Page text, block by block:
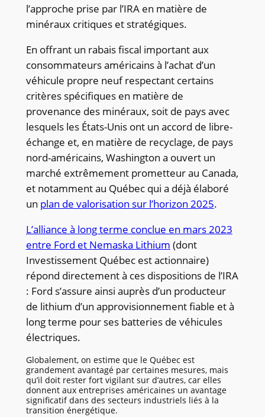
l’approche prise par l’IRA en matière de
minéraux critiques et stratégiques.
En offrant un rabais fiscal important aux
consommateurs américains à l’achat d’un
véhicule propre neuf respectant certains
critères spécifiques en matière de
provenance des minéraux, soit de pays avec
lesquels les États-Unis ont un accord de libre-
échange et, en matière de recyclage, de pays
nord-américains, Washington a ouvert un
marché extrêmement prometteur au Canada,
et notamment au Québec qui a déjà élaboré
un plan de valorisation sur l’horizon 2025.
L’alliance à long terme conclue en mars 2023
entre Ford et Nemaska Lithium (dont
Investissement Québec est actionnaire)
répond directement à ces dispositions de l’IRA
: Ford s’assure ainsi auprès d’un producteur
de lithium d’un approvisionnement fiable et à
long terme pour ses batteries de véhicules
électriques.
Globalement, on estime que le Québec est
grandement avantagé par certaines mesures, mais
qu’il doit rester fort vigilant sur d’autres, car elles
donnent aux entreprises américaines un avantage
significatif dans des secteurs industriels liés à la
transition énergétique.